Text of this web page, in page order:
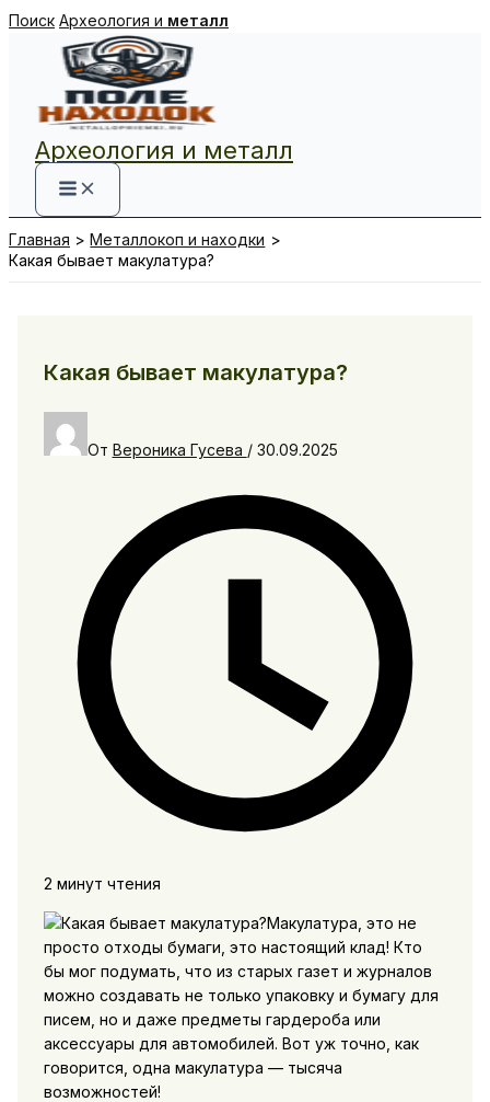
Перейти
содержимому
Поиск Археология и металл
Археология и металл
Главная
Металлокоп и находки
Какая бывает макулатура?
Какая бывает макулатура?
От Вероника Гусева / 30.09.2025
2 минут чтения
Макулатура, это не
просто отходы бумаги, это настоящий клад! Кто
бы мог подумать, что из старых газет и журналов
можно создавать не только упаковку и бумагу для
писем, но и даже предметы гардероба или
аксессуары для автомобилей. Вот уж точно, как
говорится, одна макулатура — тысяча
возможностей!